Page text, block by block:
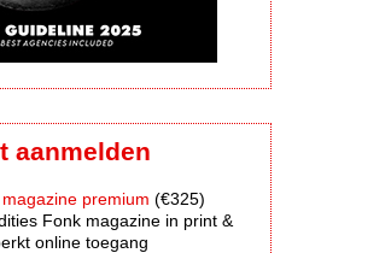
aanmelden
premium (€325)
Fonk magazine in print &
online toegang